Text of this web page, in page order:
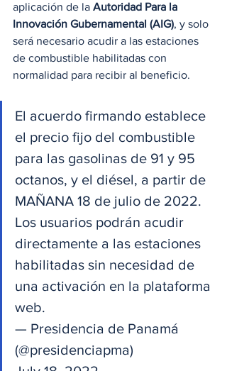
aplicación de la Autoridad Para la
Innovación Gubernamental (AIG), y solo
será necesario acudir a las estaciones
de combustible habilitadas con
normalidad para recibir al beneficio.
El acuerdo firmando establece
el precio fijo del combustible
para las gasolinas de 91 y 95
octanos, y el diésel, a partir de
MAÑANA 18 de julio de 2022.
Los usuarios podrán acudir
directamente a las estaciones
habilitadas sin necesidad de
una activación en la plataforma
web.
— Presidencia de Panamá
(@presidenciapma)